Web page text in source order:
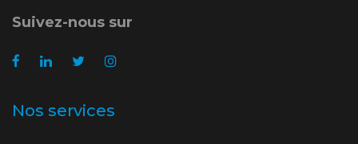
Suivez-nous sur
Nos services